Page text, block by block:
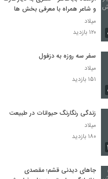
و شاعر همراه با معرفی بخش ها
میلاد
۱۲۰ بازدید
سفر سه روزه به دزفول
میلاد
۱۵۱ بازدید
زندگی رنگارنگ حیوانات در طبیعت
میلاد
۱۸۰ بازدید
جاهای دیدنی قشم؛ مقصدی